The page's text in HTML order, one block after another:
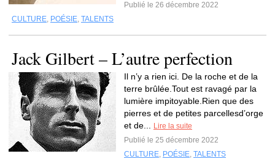
Publié le 26 décembre 2022
CULTURE, POÉSIE, TALENTS
Jack Gilbert – L’autre perfection
Il n’y a rien ici. De la roche et de la
terre brûlée.Tout est ravagé par la
lumière impitoyable.Rien que des
pierres et de petites parcellesd’orge
et de...
Lire la suite
Publié le 25 décembre 2022
CULTURE, POÉSIE, TALENTS